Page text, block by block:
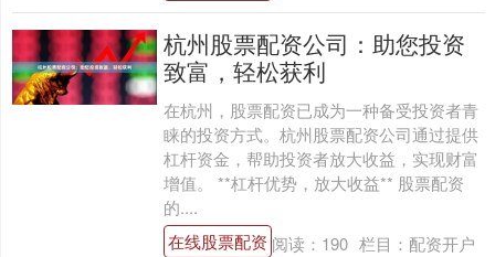
杭州股票配资公司：助您投资
致富，轻松获利
在杭州，股票配资已成为一种备受投资者青
睐的投资方式。杭州股票配资公司通过提供
杠杆资金，帮助投资者放大收益，实现财富
增值。 **杠杆优势，放大收益** 股票配资
的....
在线股票配资 阅读： 190 栏目： 配资开户